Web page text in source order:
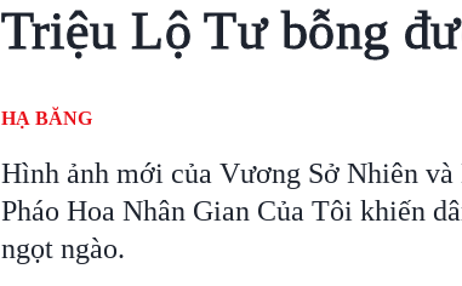
Triệu Lộ Tư bỗng
HẠ BĂNG
Hình ảnh mới của Vương Sở Nhiên
Pháo Hoa Nhân Gian Của Tôi khiến
ngọt ngào.